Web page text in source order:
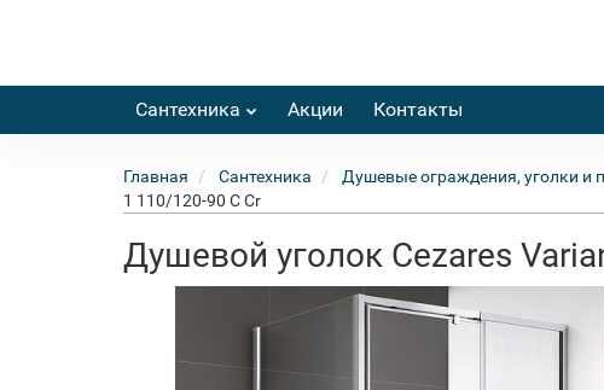
Сантехника Акции Контакты
Главная Сантехника Душевые ограждения, уголки и
1 110/120-90 C Cr
Душевой уголок Cezares